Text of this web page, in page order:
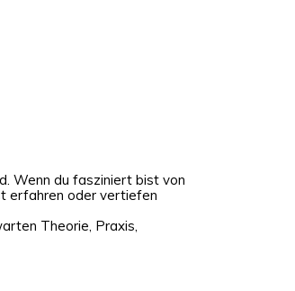
Wenn du fasziniert bist von
erfahren oder vertiefen
Theorie, Praxis,